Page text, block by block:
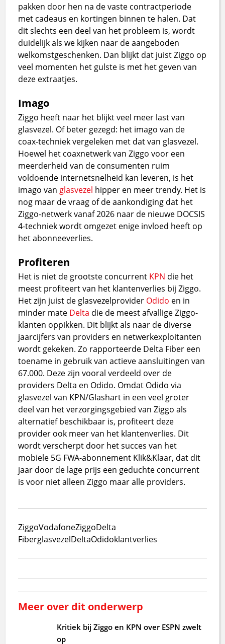
pakken door hen na de vaste contractperiode
met cadeaus en kortingen binnen te halen. Dat
dit slechts een deel van het probleem is, wordt
duidelijk als we kijken naar de aangeboden
welkomstgeschenken. Dan blijkt dat juist Ziggo op
veel momenten het gulste is met het geven van
deze extraatjes.
Imago
Ziggo heeft naar het blijkt veel meer last van
glasvezel. Of beter gezegd: het imago van de
coax-techniek vergeleken met dat van glasvezel.
Hoewel het coaxnetwerk van Ziggo voor een
meerderheid van de consumenten ruim
voldoende internetsnelheid kan leveren, is het
imago van glasvezel hipper en meer trendy. Het is
nog maar de vraag of de aankondiging dat het
Ziggo-netwerk vanaf 2026 naar de nieuwe DOCSIS
4-techniek wordt omgezet enige invloed heeft op
het abonneeverlies.
Profiteren
Het is niet de grootste concurrent KPN die het
meest profiteert van het klantenverlies bij Ziggo.
Het zijn juist de glasvezelprovider Odido en in
minder mate Delta die de meest afvallige Ziggo-
klanten oppikken. Dit blijkt als naar de diverse
jaarcijfers van providers en netwerkexploitanten
wordt gekeken. Zo rapporteerde Delta Fiber een
toename in gebruik van actieve aansluitingen van
67.000. Deze zijn vooral verdeeld over de
providers Delta en Odido. Omdat Odido via
glasvezel van KPN/Glashart in een veel groter
deel van het verzorgingsgebied van Ziggo als
alternatief beschikbaar is, profiteert deze
provider ook meer van het klantenverlies. Dit
wordt verscherpt door het succes van het
mobiele 5G FWA-abonnement Klik&Klaar, dat dit
jaar door de lage prijs een geduchte concurrent
is voor niet alleen Ziggo maar alle providers.
ZiggoVodafoneZiggoDelta
FiberglasvezelDeltaOdidoklantverlies
Meer over dit onderwerp
Kritiek bij Ziggo en KPN over ESPN zwelt
op